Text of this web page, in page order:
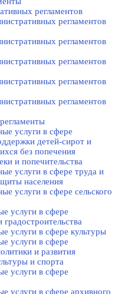
регламентов
регламентов
регламентов
регламентов
регламентов
регламентов
услуги в сфере
детей-сирот и
без попечения
и попечительства
услуги в сфере труда и
населения
услуги в сфере сельского
услуги в сфере
услуги в сфере культуры
услуги в сфере
и развития
и спорта
услуги в сфере
услуги в сфере архивного